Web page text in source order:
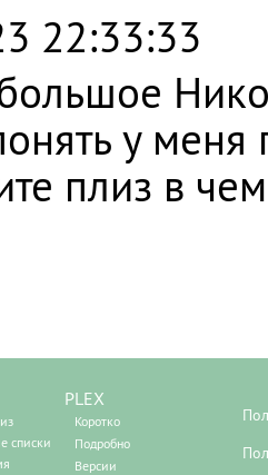
22:33:33
у
плиз в
списки
PLEX
Коротко
Подробно
Версии